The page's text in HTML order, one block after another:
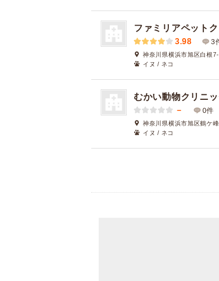
ファミリアペット
3.98 3
神奈川県横浜市旭区白根
イヌ / ネコ
むかい動物クリニッ
－ 0件
神奈川県横浜市旭区鶴ケ
イヌ / ネコ